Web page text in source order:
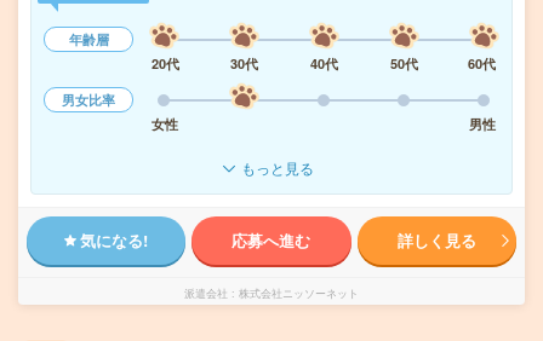
年齢層
20代
30代 40代 50代
60代
男女比率
女性
男性
もっと見る
気になる! 応募へ進む 詳しく見る
派遣会社 株式会社ニッソーネット